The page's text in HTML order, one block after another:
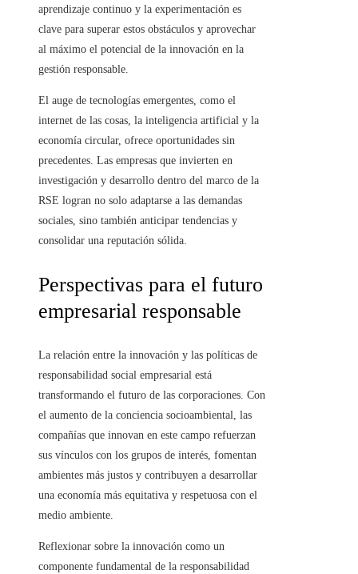
aprendizaje continuo y la experimentación es
clave para superar estos obstáculos y aprovechar
al máximo el potencial de la innovación en la
gestión responsable.
El auge de tecnologías emergentes, como el
internet de las cosas, la inteligencia artificial y la
economía circular, ofrece oportunidades sin
precedentes. Las empresas que invierten en
investigación y desarrollo dentro del marco de la
RSE logran no solo adaptarse a las demandas
sociales, sino también anticipar tendencias y
consolidar una reputación sólida.
Perspectivas para el futuro
empresarial responsable
La relación entre la innovación y las políticas de
responsabilidad social empresarial está
transformando el futuro de las corporaciones. Con
el aumento de la conciencia socioambiental, las
compañías que innovan en este campo refuerzan
sus vínculos con los grupos de interés, fomentan
ambientes más justos y contribuyen a desarrollar
una economía más equitativa y respetuosa con el
medio ambiente.
Reflexionar sobre la innovación como un
componente fundamental de la responsabilidad